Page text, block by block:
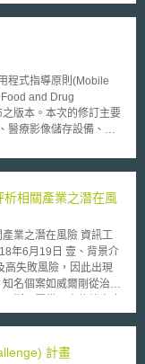
億元），英國有數
服務、網路與設備採
此外僅有28%的公部門
供的技術及服務符合其
除經創新科技部審核
易所採購數位工具，相
比例提升至40%。 我
及數位新創產品或服務
節省我國政府機關自行
方式，單一產品可以有
會，以促進我國資訊產
來運作方向，值得持續
式指導原則(Mobile
and Drug
版本。本次的修訂主要
醫療影像儲存設備、及
Devices,
採用風險性評估方式，
療影像傳輸設備等三種
如不需要登記、上市後
先將醫療設備資訊系統
醫療器材，但經過長期
康照護中十分重要，但
述的指導原則相符合，
定為應進入醫療器材之
相關產業之潛在風
潛在風險 資訊工
名個案如威爾剛從治療
許多第二醫藥用途藥物
計畫